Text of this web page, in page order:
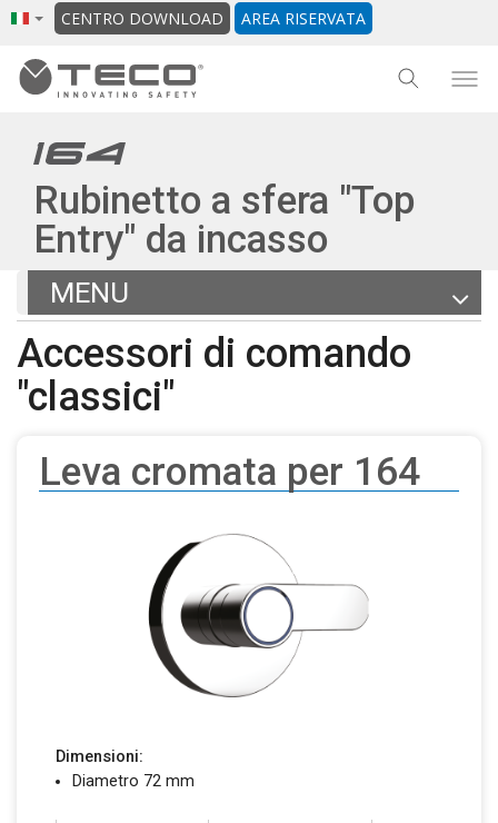
CENTRO DOWNLOAD AREA RISERVATA
Rubinetto a sfera "Top
Entry" da incasso
MENU
Documentazione
File BIM
Torna alla scheda generale
Accessori di comando
"classici"
Leva cromata per 164
Dimensioni:
Diametro 72 mm